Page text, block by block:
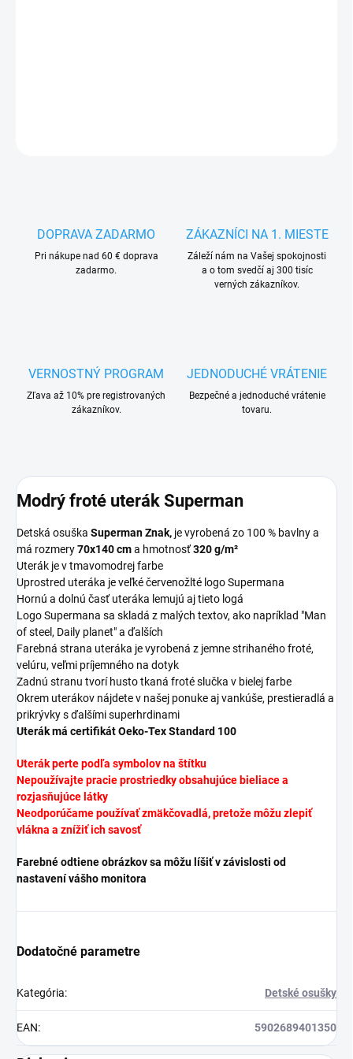
DOPRAVA ZADARMO
Pri nákupe nad 60 € doprava
zadarmo.
ZÁKAZNÍCI NA 1. MIESTE
Záleží nám na Vašej spokojnosti
a o tom svedčí aj 300 tisíc
verných zákazníkov.
VERNOSTNÝ PROGRAM
Zľava až 10% pre registrovaných
zákazníkov.
JEDNODUCHÉ VRÁTENIE
Bezpečné a jednoduché vrátenie
tovaru.
Modrý froté uterák Superman
Detská osuška Superman Znak, je vyrobená zo 100 % bavlny a
má rozmery70x140 cma hmotnosť320 g/m²
Uterák je v tmavomodrej farbe
Uprostred uteráka je veľké červenožlté logo Supermana
Hornú a dolnú časť uteráka lemujú aj tieto logá
Logo Supermana sa skladá z malých textov, ako napríklad "Man
of steel, Daily planet" a ďalších
Farebná strana uteráka je vyrobená z jemne strihaného froté,
velúru, veľmi príjemného na dotyk
Zadnú stranu tvorí husto tkaná froté slučka v bielej farbe
Okrem uterákov nájdete v našej ponuke aj vankúše, prestieradlá a
prikrývky s ďalšími superhrdinami
Uterák má certifikát Oeko-Tex Standard 100
Uterákperte podľa symbolov na štítku
Nepoužívajte pracie prostriedky obsahujúce bieliace a
rozjasňujúce látky
Neodporúčame používať zmäkčovadlá, pretože môžu zlepiť
vlákna a znížiť ich savosť
Farebné odtiene obrázkov sa môžu líšiť v závislosti od
nastavení vášho monitora
Dodatočné parametre
Kategória: Detské osušky
EAN: 5902689401350